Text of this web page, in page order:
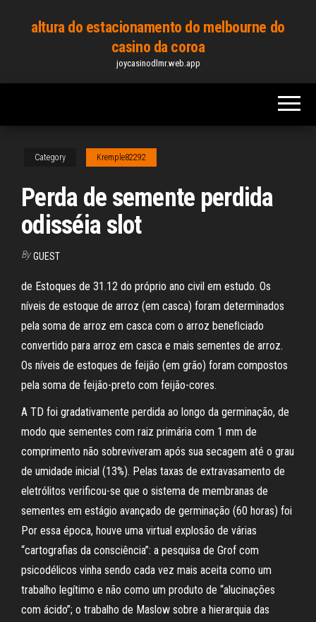
altura do estacionamento do melbourne do
casino da coroa
joycasinodlmr.web.app
Category Kremple82292
Perda de semente perdida
odisséia slot
By GUEST
de Estoques de 31.12 do próprio ano civil em estudo. Os
níveis de estoque de arroz (em casca) foram determinados
pela soma de arroz em casca com o arroz beneﬁciado
convertido para arroz em casca e mais sementes de arroz.
Os níveis de estoques de feijão (em grão) foram compostos
pela soma de feijão-preto com feijão-cores.
A TD foi gradativamente perdida ao longo da germinação, de
modo que sementes com raiz primária com 1 mm de
comprimento não sobreviveram após sua secagem até o grau
de umidade inicial (13%). Pelas taxas de extravasamento de
eletrólitos verificou-se que o sistema de membranas de
sementes em estágio avançado de germinação (60 horas) foi
Por essa época, houve uma virtual explosão de várias
“cartografias da consciência”: a pesquisa de Grof com
psicodélicos vinha sendo cada vez mais aceita como um
trabalho legítimo e não como um produto de “alucinações
com ácido”; o trabalho de Maslow sobre a hierarquia das